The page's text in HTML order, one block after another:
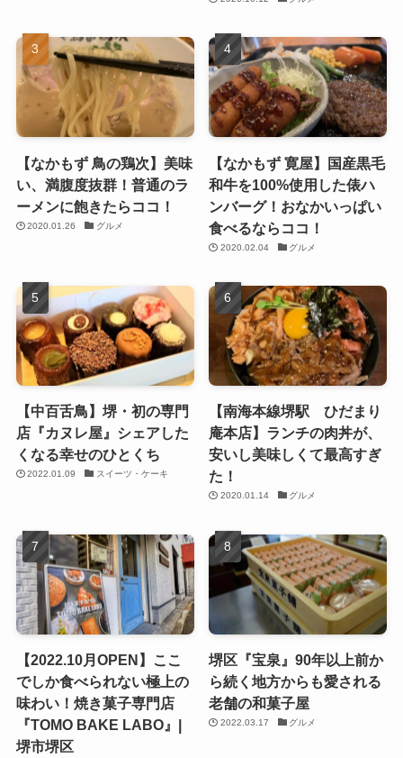
【なかもず 鳥の鶏次】美味
い、満腹度抜群！普通のラ
ーメンに飽きたらココ！
2020.01.26 グルメ
【なかもず 寛屋】国産黒毛
和牛を100%使用した俵ハ
ンバーグ！おなかいっぱい
食べるならココ！
2020.02.04 グルメ
【中百舌鳥】堺・初の専門
店『カヌレ屋』シェアした
くなる幸せのひとくち
2022.01.09 スイーツ・ケーキ
【南海本線堺駅 ひだまり
庵本店】ランチの肉丼が、
安いし美味しくて最高すぎ
た！
2020.01.14 グルメ
【2022.10月OPEN】ここ
でしか食べられない極上の
味わい！焼き菓子専門店
『TOMO BAKE LABO』|
堺市堺区
堺区『宝泉』90年以上前か
ら続く地方からも愛される
老舗の和菓子屋
2022.03.17 グルメ